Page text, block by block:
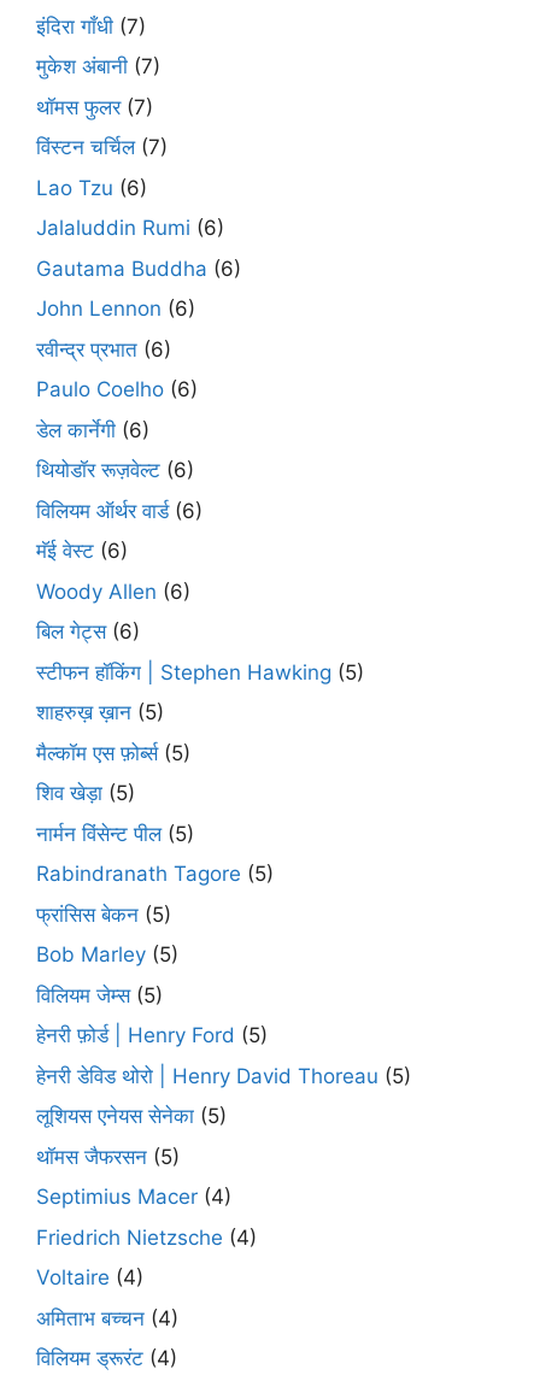
इंदिरा गाँधी (7)
मुकेश अंबानी (7)
थॉमस फुलर(7)
विंस्टन चर्चिल(7)
Lao Tzu (6)
Jalaluddin Rumi (6)
Gautama Buddha (6)
John Lennon (6)
रवीन्द्र प्रभात (6)
Paulo Coelho (6)
डेल कार्नेगी (6)
थियोडॉर रूज़वेल्ट (6)
विलियम ऑर्थर वार्ड(6)
मॅई वेस्ट (6)
Woody Allen (6)
बिल गेट्स(6)
स्टीफन हॉकिंग | Stephen Hawking (5)
शाहरुख़ ख़ान (5)
मैल्कॉम एस फ़ोर्ब्स(5)
शिव खेड़ा (5)
नार्मन विंसेन्ट पील(5)
Rabindranath Tagore (5)
फ्रांसिस बेकन (5)
Bob Marley (5)
विलियम जेम्स(5)
हेनरी फ़ोर्ड | Henry Ford (5)
हेनरी डेविड थोरो | Henry David Thoreau (5)
लूशियस एनेयस सेनेका (5)
थॉमस जैफरसन (5)
Septimius Macer (4)
Friedrich Nietzsche (4)
Voltaire (4)
अमिताभ बच्चन (4)
विलियम ड्रूरंट (4)